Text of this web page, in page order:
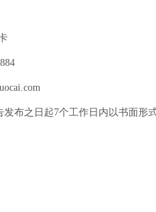
布之日起7个工作日内以书面